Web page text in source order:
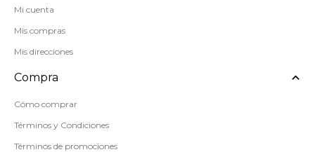
Mi cuenta
Mis compras
Mis direcciones
Compra
Cómo comprar
Términos y Condiciones
Términos de promociones